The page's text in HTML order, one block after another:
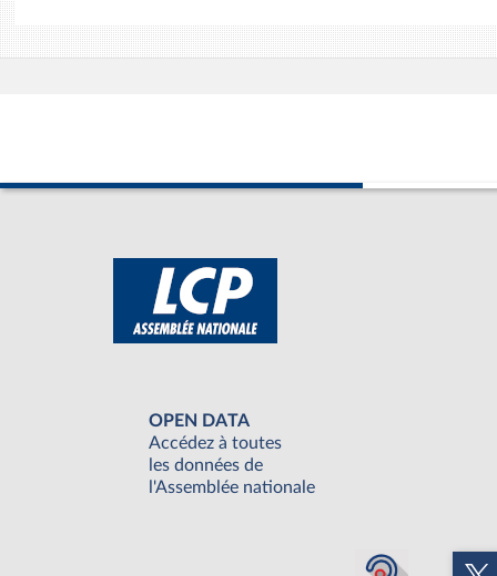
OPEN DATA
Accédez à toutes
les données de
l'Assemblée nationale